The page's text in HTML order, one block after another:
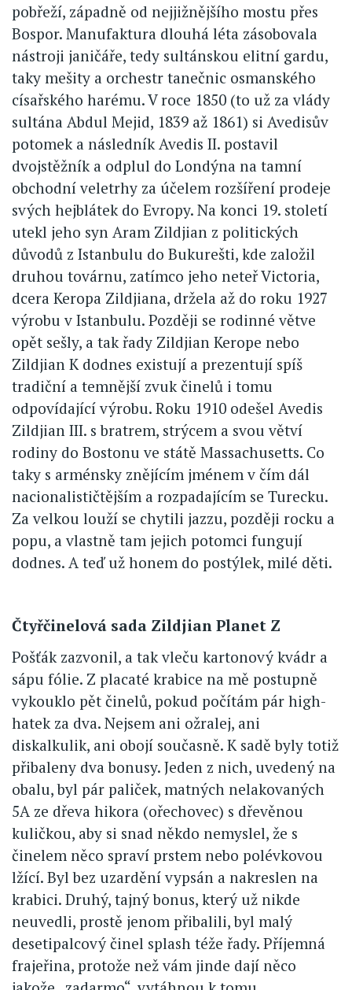
pobřeží, západně od nejjižnějšího mostu přes
Bospor. Manufaktura dlouhá léta zásobovala
nástroji janičáře, tedy sultánskou elitní gardu,
taky mešity a orchestr tanečnic osmanského
císařského harému. V roce 1850 (to už za vlády
sultána Abdul Mejid, 1839 až 1861) si Avedisův
potomek a následník Avedis II. postavil
dvojstěžník a odplul do Londýna na tamní
obchodní veletrhy za účelem rozšíření prodeje
svých hejblátek do Evropy. Na konci 19. století
utekl jeho syn Aram Zildjian z politických
důvodů z Istanbulu do Bukurešti, kde založil
druhou továrnu, zatímco jeho neteř Victoria,
dcera Keropa Zildjiana, držela až do roku 1927
výrobu v Istanbulu. Později se rodinné větve
opět sešly, a tak řady Zildjian Kerope nebo
Zildjian K dodnes existují a prezentují spíš
tradiční a temnější zvuk činelů i tomu
odpovídající výrobu. Roku 1910 odešel Avedis
Zildjian III. s bratrem, strýcem a svou větví
rodiny do Bostonu ve státě Massachusetts. Co
taky s arménsky znějícím jménem v čím dál
nacionalističtějším a rozpadajícím se Turecku.
Za velkou louží se chytili jazzu, později rocku a
popu, a vlastně tam jejich potomci fungují
dodnes. A teď už honem do postýlek, milé děti.
Čtyřčinelová sada Zildjian Planet Z
Pošťák zazvonil, a tak vleču kartonový kvádr a
sápu fólie. Z placaté krabice na mě postupně
vykouklo pět činelů, pokud počítám pár high-
hatek za dva. Nejsem ani ožralej, ani
diskalkulik, ani obojí současně. K sadě byly totiž
přibaleny dva bonusy. Jeden z nich, uvedený na
obalu, byl pár paliček, matných nelakovaných
5A ze dřeva hikora (ořechovec) s dřevěnou
kuličkou, aby si snad někdo nemyslel, že s
činelem něco spraví prstem nebo polévkovou
lžící. Byl bez uzardění vypsán a nakreslen na
krabici. Druhý, tajný bonus, který už nikde
neuvedli, prostě jenom přibalili, byl malý
desetipalcový činel splash téže řady. Příjemná
frajeřina, protože než vám jinde dají něco